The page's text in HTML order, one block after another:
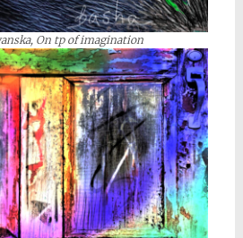
On tp of imagination